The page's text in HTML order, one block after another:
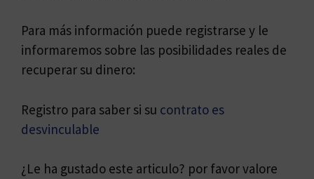
Para más información puede registrarse y le
informaremos sobre las posibilidades reales de
recuperar su dinero:
Registro para saber si su contrato es
desvinculable
¿Le ha gustado este articulo? por favor valore